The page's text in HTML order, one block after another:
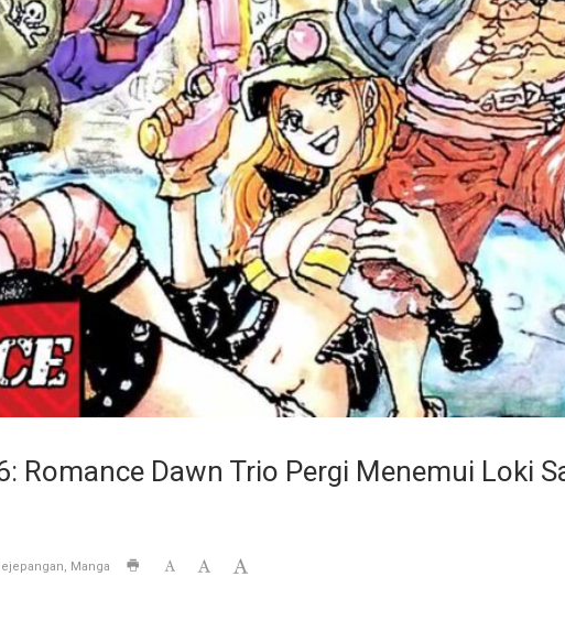
Romance Dawn Trio Pergi Menemui Loki
Manga